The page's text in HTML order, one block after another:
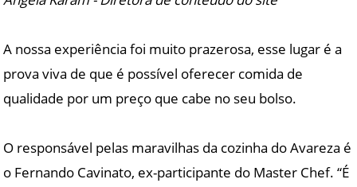
A nossa experiência foi muito prazerosa, esse lugar é a
prova viva de que é possível oferecer comida de
qualidade por um preço que cabe no seu bolso.
O responsável pelas maravilhas da cozinha do Avareza é
o Fernando Cavinato, ex-participante do Master Chef. “É